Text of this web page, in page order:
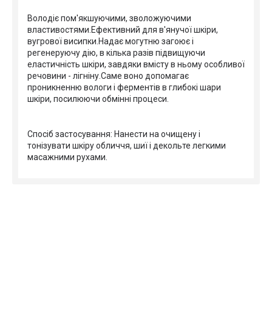
Володіє пом'якшуючими, зволожуючими
властивостями.Ефективний для в'янучої шкіри,
вугрової висипки.Надає могутню загоює і
регенеруючу дію, в кілька разів підвищуючи
еластичність шкіри, завдяки вмісту в ньому особливої
речовини - лігніну.Саме воно допомагає
проникненню вологи і ферментів в глибокі шари
шкіри, посилюючи обмінні процеси.
Спосіб застосування: Нанести на очищену і
тонізувати шкіру обличчя, шиї і декольте легкими
масажними рухами.